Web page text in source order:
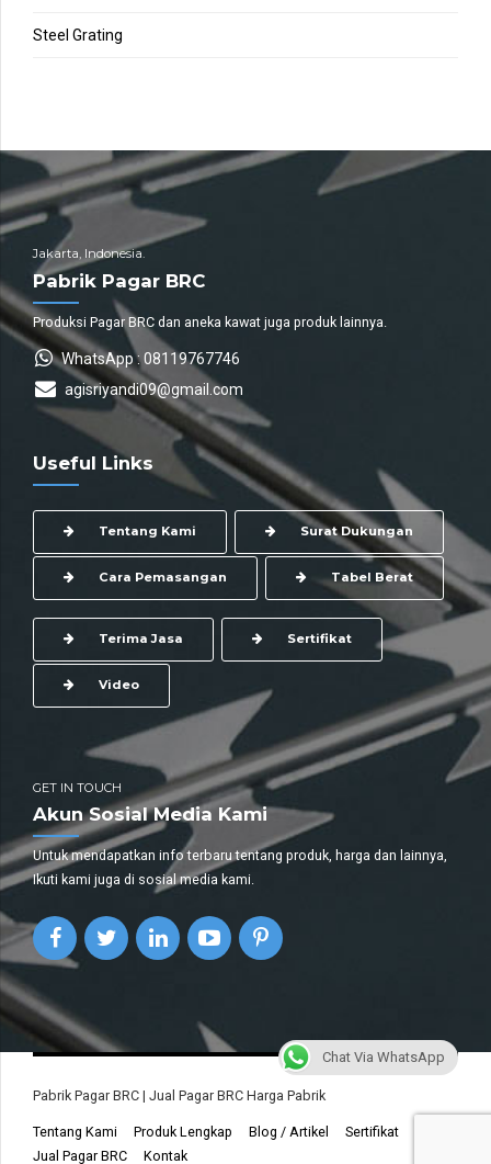
Steel Grating
Jakarta, Indonesia.
Pabrik Pagar BRC
Produksi Pagar BRC dan aneka kawat juga produk lainnya.
WhatsApp : 08119767746
agisriyandi09@gmail.com
Useful Links
Tentang Kami Surat Dukungan
Cara Pemasangan Tabel Berat
Terima Jasa Sertifikat
Video
GET IN TOUCH
Akun Sosial Media Kami
Untuk mendapatkan info terbaru tentang produk, harga dan lainnya,
Ikuti kami juga di sosial media kami.
Pabrik Pagar BRC | Jual Pagar BRC Harga Pabrik
Tentang Kami Produk Lengkap Blog / Artikel
Sertifikat
Jual Pagar BRC
Kontak
Chat Via WhatsApp